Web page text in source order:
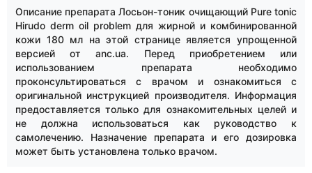
Описание препарата Лосьон-тоник очищающий Pure tonic
Hirudo derm oil problem для жирной и комбинированной
кожи 180 мл на этой странице является упрощенной
версией от anc.ua. Перед приобретением или
использованием препарата необходимо
проконсультироваться с врачом и ознакомиться с
оригинальной инструкцией производителя. Информация
предоставляется только для ознакомительных целей и
не должна использоваться как руководство к
самолечению. Назначение препарата и его дозировка
может быть установлена только врачом.